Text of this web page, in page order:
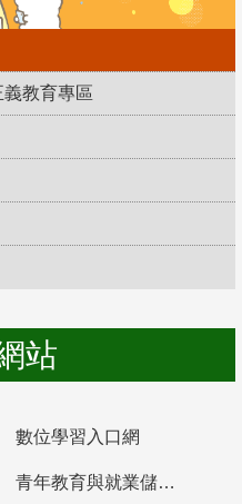
義教育專區
站
數位學習入口網
青年教育與就業儲蓄帳戶